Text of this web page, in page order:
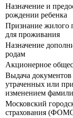
Назначение и
рождении ребенка
Признание жилого
для проживания
Назначение
родам
Акционерное
Выдача документов
утраченных или
изменением
Московский
страхования